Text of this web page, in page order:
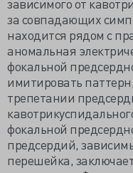
за совпадающих
находится рядом с
аномальная
фокальной
имитировать
трепетании
фокальной
предсердий,
перешейка,